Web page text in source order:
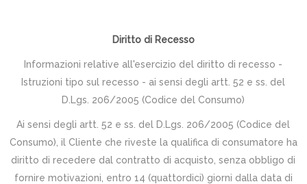
Diritto di Recesso
Informazioni relative all'esercizio del diritto di recesso -
Istruzioni tipo sul recesso - ai sensi degli artt. 52 e ss. del
D.Lgs. 206/2005 (Codice del Consumo)
Ai sensi degli artt. 52 e ss. del D.Lgs. 206/2005 (Codice del
Consumo), il Cliente che riveste la qualifica di consumatore ha
diritto di recedere dal contratto di acquisto, senza obbligo di
fornire motivazioni, entro 14 (quattordici) giorni dalla data di